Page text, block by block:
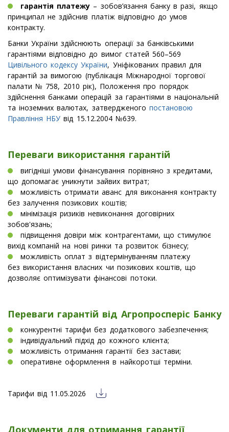
гарантія платежу – зобов’язання банку в разі, якщо
принципал не здійснив платіж відповідно до умов
контракту.
Банки України здійснюють операції за банківськими
гарантіями відповідно до вимог статей 560–569
Цивільного кодексу України, Уніфікованих правил для
гарантій за вимогою (публікація Міжнародної торгової
палати № 758, 2010 рік), Положення про порядок
здійснення банками операцій за гарантіями в національній
та іноземних валютах, затвердженого постановою
Правління НБУ від 15.12.2004 №639.
Переваги використання гарантій
вигідніші умови фінансування порівняно з кредитами,
що допомагає уникнути зайвих витрат;
можливість отримати аванс для виконання контракту
без залучення позикових коштів;
мінімізація ризиків невиконання договірних
зобов'язань;
підвищення довіри між контрагентами, що стимулює
вихід компаній на нові ринки та розвиток бізнесу;
можливість оплат з відтермінуванням платежу
без використання власних чи позикових коштів, що
дозволяє оптимізувати фінансові потоки.
Переваги гарантій від Агропросперіс Банку
конкурентні тарифи без додаткового забезпечення;
індивідуальний підхід до кожного клієнта;
можливість отримання гарантії без застави;
оперативне оформлення в найкоротші терміни.
Тарифи від 11.05.2026
Документи для отримання гарантії